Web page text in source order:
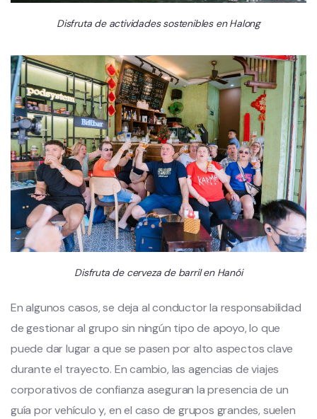
Disfruta de actividades sostenibles en Halong
Disfruta de cerveza de barril en Hanói
En algunos casos, se deja al conductor la responsabilidad
de gestionar al grupo sin ningún tipo de apoyo, lo que
puede dar lugar a que se pasen por alto aspectos clave
durante el trayecto. En cambio, las agencias de viajes
corporativos de confianza aseguran la presencia de un
guía por vehículo y, en el caso de grupos grandes, suelen